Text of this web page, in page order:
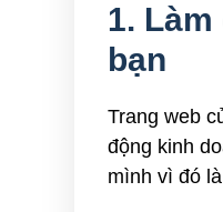
1.
bạn
Trang web
động kinh
mình vì đó